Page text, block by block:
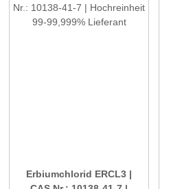
Erbiumchlorid ERCL3 |